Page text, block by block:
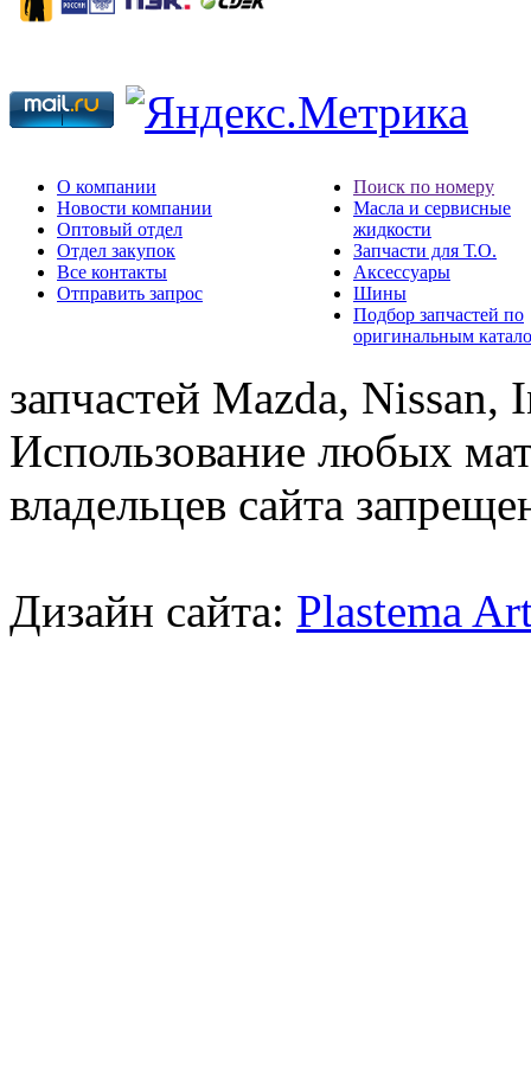
О компании
Новости компании
Оптовый отдел
Отдел закупок
Все контакты
Отправить запрос
Поиск по номеру
Масла и сервисные
жидкости
Запчасти для Т.О.
Аксессуары
Шины
Подбор запчастей по
оригинальным
запчастей Mazda,
Использование любых
владельцев сайта
Дизайн сайта: Plastema